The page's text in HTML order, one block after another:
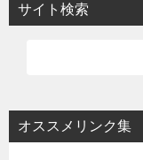
サイト検索
オススメリンク集